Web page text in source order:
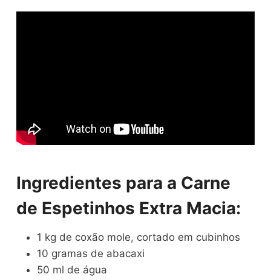
Ingredientes para a Carne
de Espetinhos Extra Macia:
1 kg de coxão mole, cortado em cubinhos
10 gramas de abacaxi
50 ml de água